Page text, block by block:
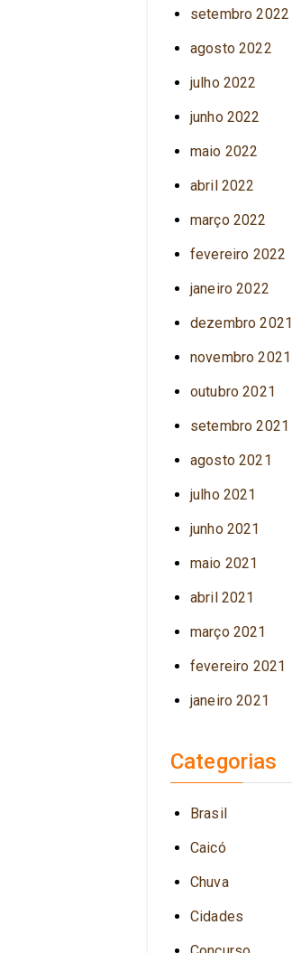
setembro 2022
agosto 2022
julho 2022
junho 2022
maio 2022
abril 2022
março 2022
fevereiro 2022
janeiro 2022
dezembro 2021
novembro 2021
outubro 2021
setembro 2021
agosto 2021
julho 2021
junho 2021
maio 2021
abril 2021
março 2021
fevereiro 2021
janeiro 2021
Categorias
Brasil
Caicó
Chuva
Cidades